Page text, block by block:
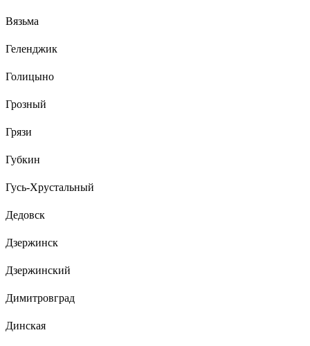
Вязьма
Геленджик
Голицыно
Грозный
Грязи
Губкин
Гусь-Хрустальный
Дедовск
Дзержинск
Дзержинский
Димитровград
Динская